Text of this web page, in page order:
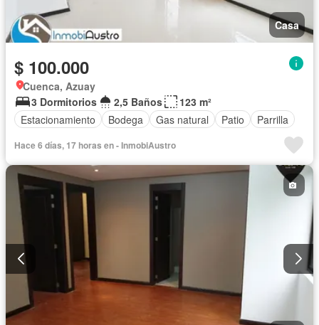
Casa
$ 100.000
Cuenca, Azuay
3 Dormitorios
2,5 Baños
123 m²
Estacionamiento
Bodega Gas natural Patio Parrilla
Hace 6 días, 17 horas en - InmobiAustro